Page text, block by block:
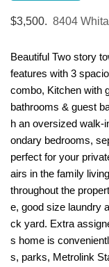
$3,500. 8404
Beautiful Two story
features with 3
combo, Kitchen with
bathrooms & guest
h an oversized walk-
ondary bedrooms,
perfect for your
airs in the family
throughout the
e, good size laundry
ck yard. Extra
s home is
s, parks, Metrolink